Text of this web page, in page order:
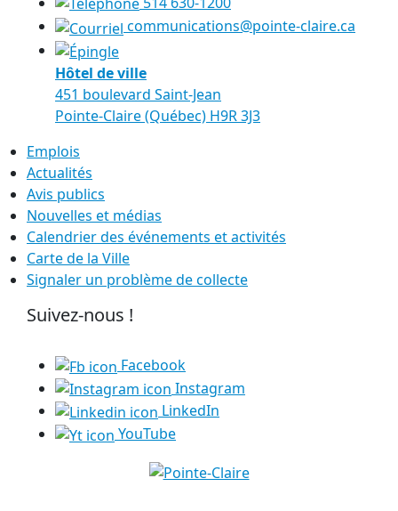
Emplois
Actualités
Avis publics
Nouvelles et médias
Calendrier des événements et activités
Carte de la Ville
Signaler un problème de collecte
communications@pointe-claire.ca
Hôtel de ville
451 boulevard Saint-Jean
Pointe-Claire (Québec) H9R 3J3
Suivez-nous !
Facebook
Instagram
LinkedIn
YouTube